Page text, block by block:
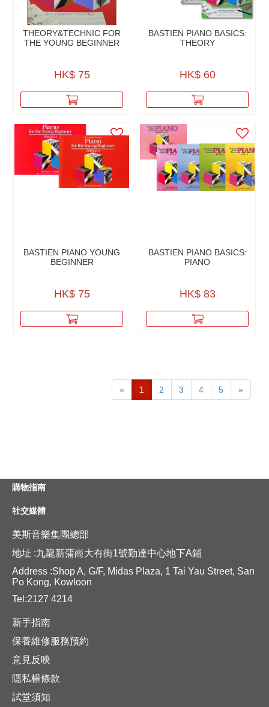
THEORY&TECHNIC FOR
THE YOUNG BEGINNER
HK$ 75
BASTIEN PIANO BASICS:
THEORY
HK$ 60
BASTIEN PIANO YOUNG
BEGINNER
HK$ 75
BASTIEN PIANO BASICS:
PIANO
HK$ 83
« 1 2 3 4 5 »
購物指南
社交媒體
美斯音樂集團總部
地址 :九龍新蒲崗大有街1號勤達中心地下A鋪
Address :Shop A, G/F, Midas Plaza, 1 Tai Yau Street, San
Po Kong, Kowloon
Tel:2127 4214
新手指南
保養維修服務預約
意見反映
隱私權條款
試堂須知